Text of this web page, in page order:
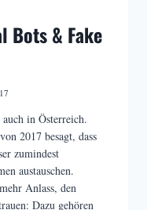
Bots & Fake
in Österreich.
2017 besagt, dass
zumindest
austauschen.
Anlass, den
Dazu gehören